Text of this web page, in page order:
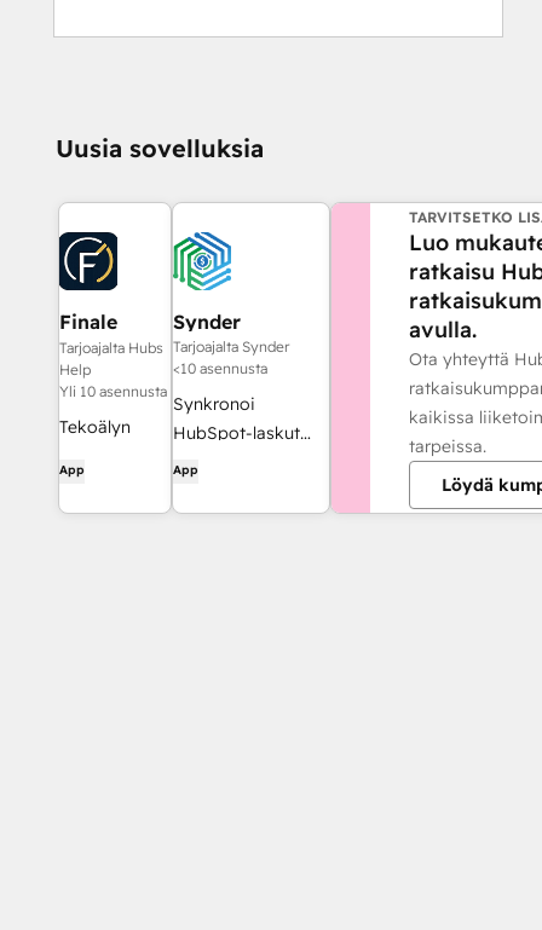
Uusia sovelluksia
Finale
Composer
Tarjoajalta Hubs
Help
Yli 10 asennusta
Tekoälyn
verkkosisältö,
joka on
App
Synder
Tarjoajalta Synder
<10 asennusta
Synkronoi
HubSpot-laskut
QuickBooksiin,
Xeroon —
App
TARVITSETKO
Luo
ratkaisu
avulla.
Ota yhteyttä
kaikissa
tarpeissa.
Löydä